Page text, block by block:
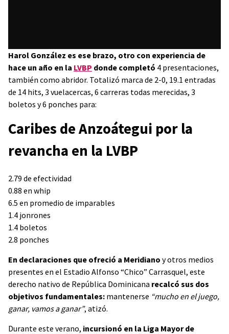
Harol González es ese brazo, otro con experiencia de
hace un año en la LVBP donde completó 4 presentaciones,
también como abridor. Totalizó marca de 2-0, 19.1 entradas
de 14 hits, 3 vuelacercas, 6 carreras todas merecidas, 3
boletos y 6 ponches para:
Caribes de Anzoátegui por la
revancha en la LVBP
2.79 de efectividad
0.88 en whip
6.5 en promedio de imparables
1.4 jonrones
1.4 boletos
2.8 ponches
En declaraciones que ofreció a Meridiano y otros medios
presentes en el Estadio Alfonso “Chico” Carrasquel, este
derecho nativo de República Dominicana recalcó sus dos
objetivos fundamentales: mantenerse “mucho en el juego,
ganar, vamos a ganar”, atizó.
Durante este verano, incursionó en la Liga Mayor de